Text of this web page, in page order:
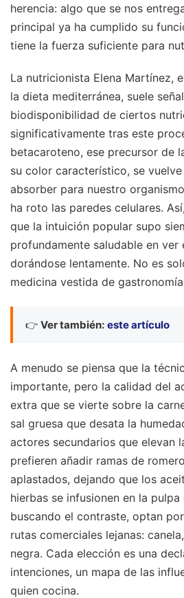
herencia: algo que se nos
principal ya ha cumplido su
tiene la fuerza suficiente para
La nutricionista Elena Martínez,
la dieta mediterránea, suele
biodisponibilidad de ciertos
significativamente tras este
betacaroteno, ese precursor de
su color característico, se
absorber para nuestro
ha roto las paredes celulares.
que la intuición popular supo
profundamente saludable en ver
dorándose lentamente. No es
medicina vestida de
👉 Ver también: este artículo
A menudo se piensa que la
importante, pero la calidad del
extra que se vierte sobre la
sal gruesa que desata la
actores secundarios que elevan
prefieren añadir ramas de
aplastados, dejando que los
hierbas se infusionen en la
buscando el contraste, optan
rutas comerciales lejanas:
negra. Cada elección es una
intenciones, un mapa de las
quien cocina.